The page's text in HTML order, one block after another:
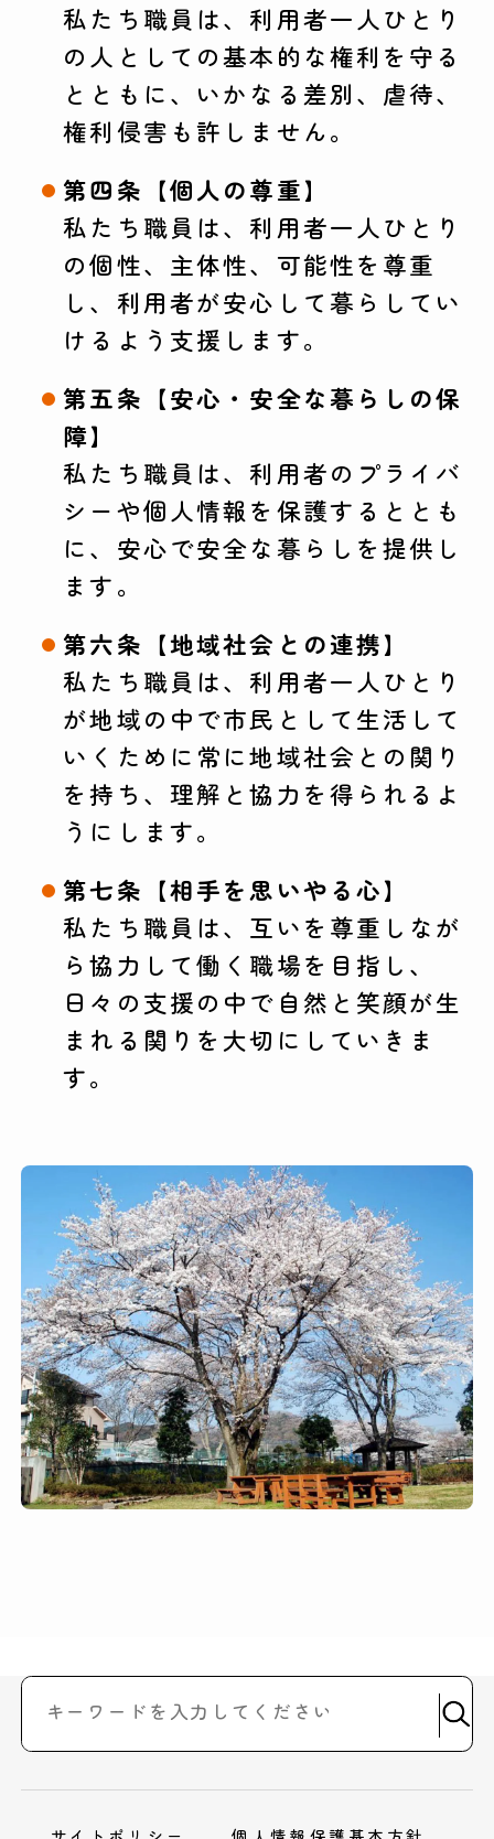
私たち職員は、利用者一人ひとり
の人としての基本的な権利を守る
とともに、いかなる差別、虐待、
権利侵害も許しません。
第四条【個人の尊重】
私たち職員は、利用者一人ひとり
の個性、主体性、可能性を尊重
し、利用者が安心して暮らしてい
けるよう支援します。
第五条【安心・安全な暮らしの保
障】
私たち職員は、利用者のプライバ
シーや個人情報を保護するととも
に、安心で安全な暮らしを提供し
ます。
第六条【地域社会との連携】
私たち職員は、利用者一人ひとり
が地域の中で市民として生活して
いくために常に地域社会との関り
を持ち、理解と協力を得られるよ
うにします。
第七条【相手を思いやる心】
私たち職員は、互いを尊重しなが
ら協力して働く職場を目指し、
日々の支援の中で自然と笑顔が生
まれる関りを大切にしていきま
す。